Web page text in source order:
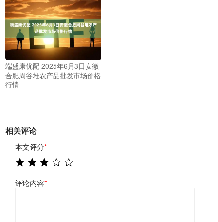
端盛康优配 2025年6月3日安徽
合肥周谷堆农产品批发市场价格
行情
相关评论
本文评分*
评论内容*